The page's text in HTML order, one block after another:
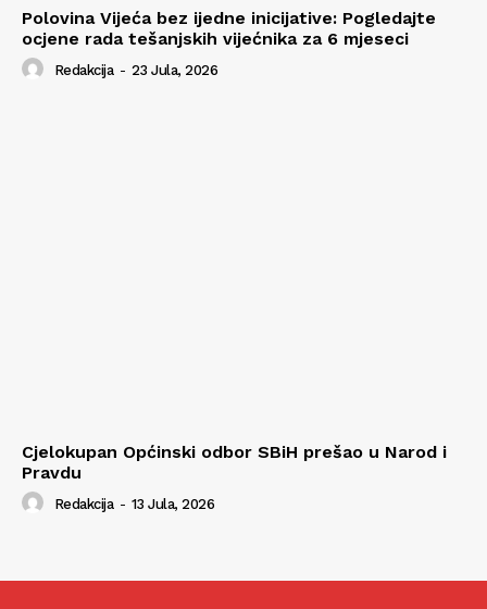
Polovina Vijeća bez ijedne inicijative: Pogledajte
ocjene rada tešanjskih vijećnika za 6 mjeseci
Redakcija - 23 Jula, 2026
Cjelokupan Općinski odbor SBiH prešao u Narod i
Pravdu
Redakcija - 13 Jula, 2026